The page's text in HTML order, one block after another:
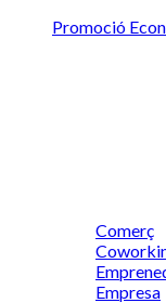
Promoció
Comerç
Empresa